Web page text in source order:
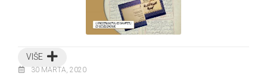
VIŠE
30 MARTA, 2020